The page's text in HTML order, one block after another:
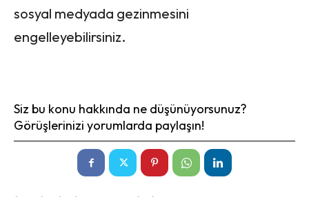
sosyal medyada gezinmesini
engelleyebilirsiniz.
Siz bu konu hakkında ne düşünüyorsunuz?
Görüşlerinizi yorumlarda paylaşın!